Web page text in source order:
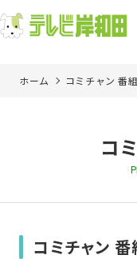
ホーム コミチャン 番
コ
コミチャン